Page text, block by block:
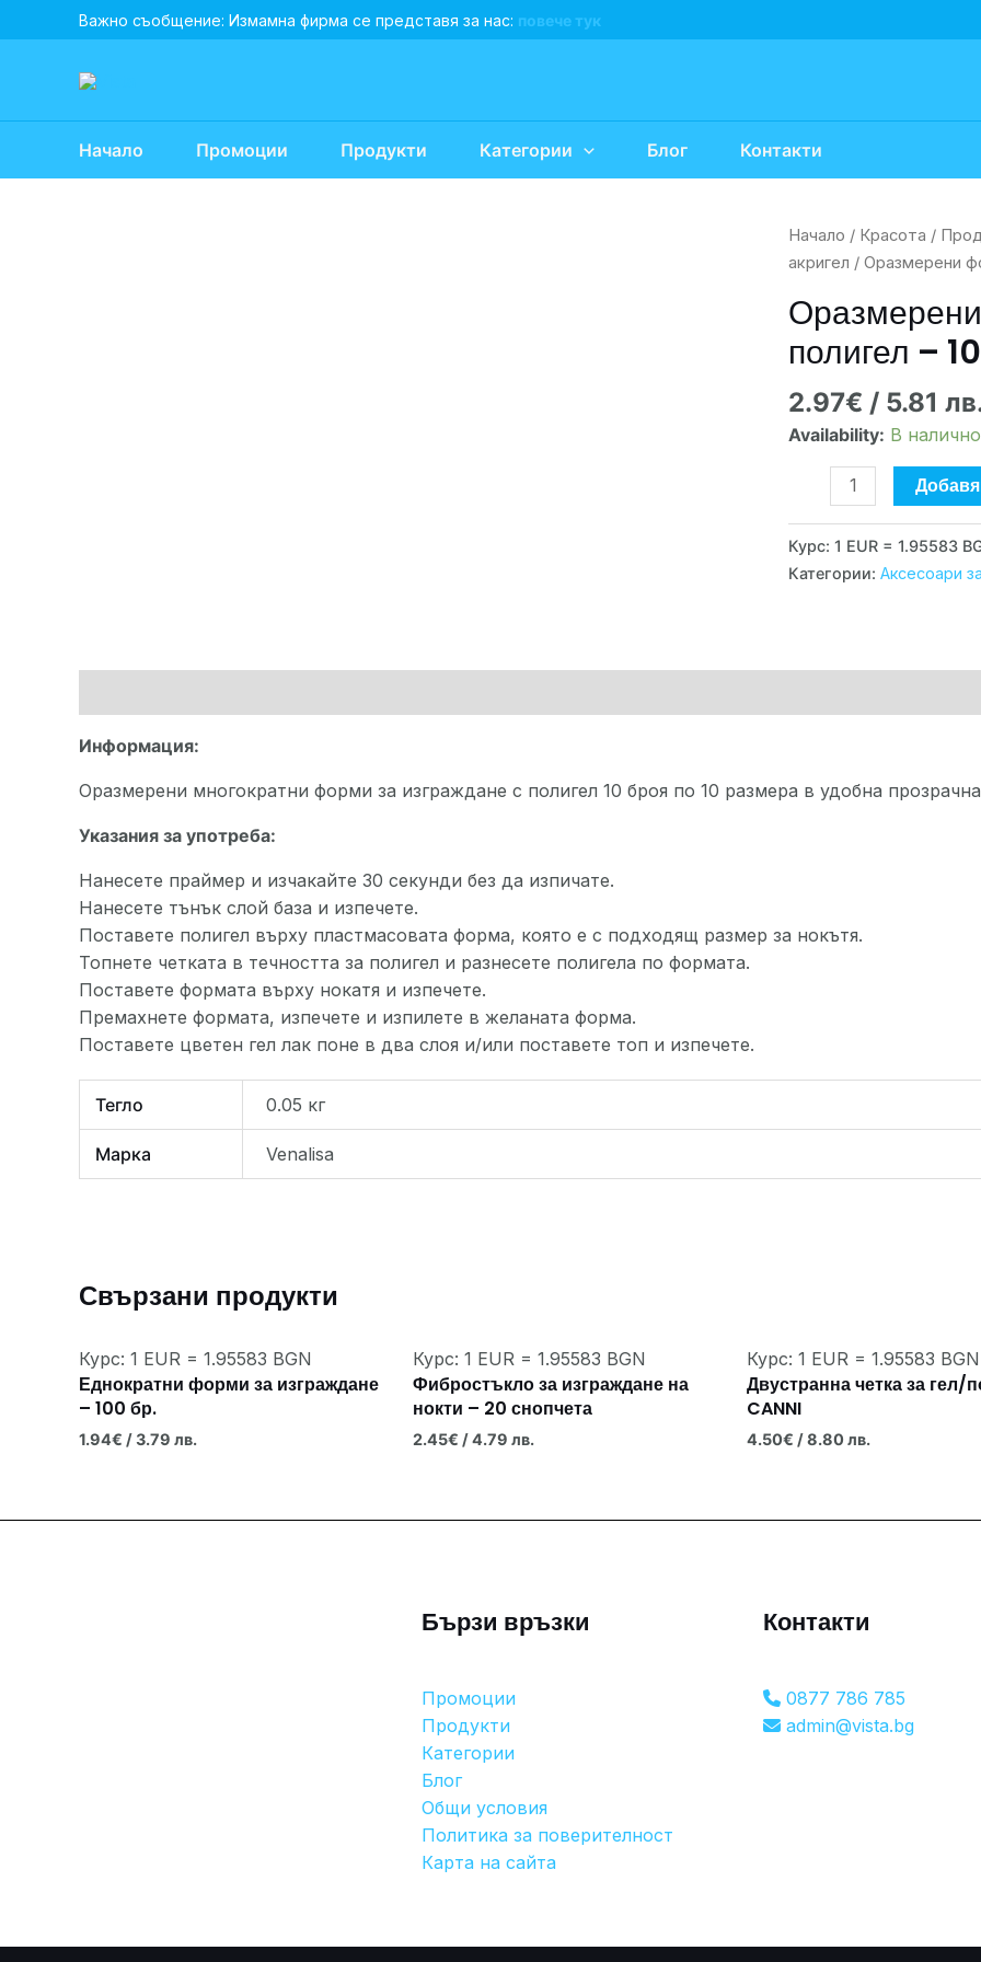
to
Важно съобщение: Измамна фирма се представя за нас: повече тук
Начало Промоции Продукти Категории Блог Контакти
Начало / Красота /
акригел / Оразмерени
полигел –
2.97€ / 5.81
Availability: В
количество
за
форми
за
с
полигел
Курс: 1 EUR = 1.95583
Категории: Аксесоари
Информация:
Оразмерени многократни форми за изграждане с полигел 10 броя по 10 размера в удобна
Указания за употреба:
Нанесете праймер и изчакайте 30 секунди без да изпичате.
Нанесете тънък слой база и изпечете.
Поставете полигел върху пластмасовата форма, която е с подходящ размер за нокътя.
Топнете четката в течността за полигел и разнесете полигела по формата.
Поставете формата върху нокатя и изпечете.
Премахнете формата, изпечете и изпилете в желаната форма.
Поставете цветен гел лак поне в два слоя и/или поставете топ и изпечете.
Тегло 0.05 кг
Марка Venalisa
Свързани продукти
Курс: 1 EUR = 1.95583 BGN
Еднократни форми за изграждане
– 100 бр.
1.94€ / 3.79 лв.
Курс: 1 EUR = 1.95583 BGN
Фибростъкло за изграждане на
нокти – 20 снопчета
2.45€ / 4.79 лв.
Курс: 1 EUR = 1.95583 BGN
Двустранна четка за гел/
CANNI
4.50€ / 8.80 лв.
Бързи връзки
Промоции
Продукти
Категории
Блог
Общи условия
Политика за поверителност
Карта на сайта
Контакти
0877 786 785
admin@vista.bg